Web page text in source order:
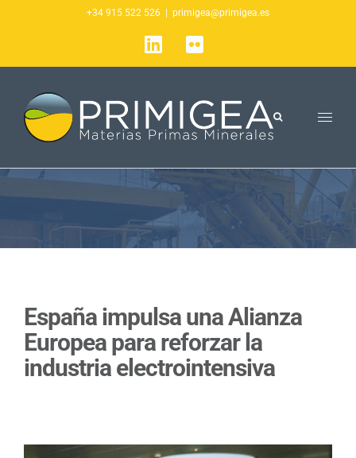
+34 915 522 526 primigea@primigea.es
LinkedIn
Flickr
España impulsa una Alianza
Europea para reforzar la
industria electrointensiva